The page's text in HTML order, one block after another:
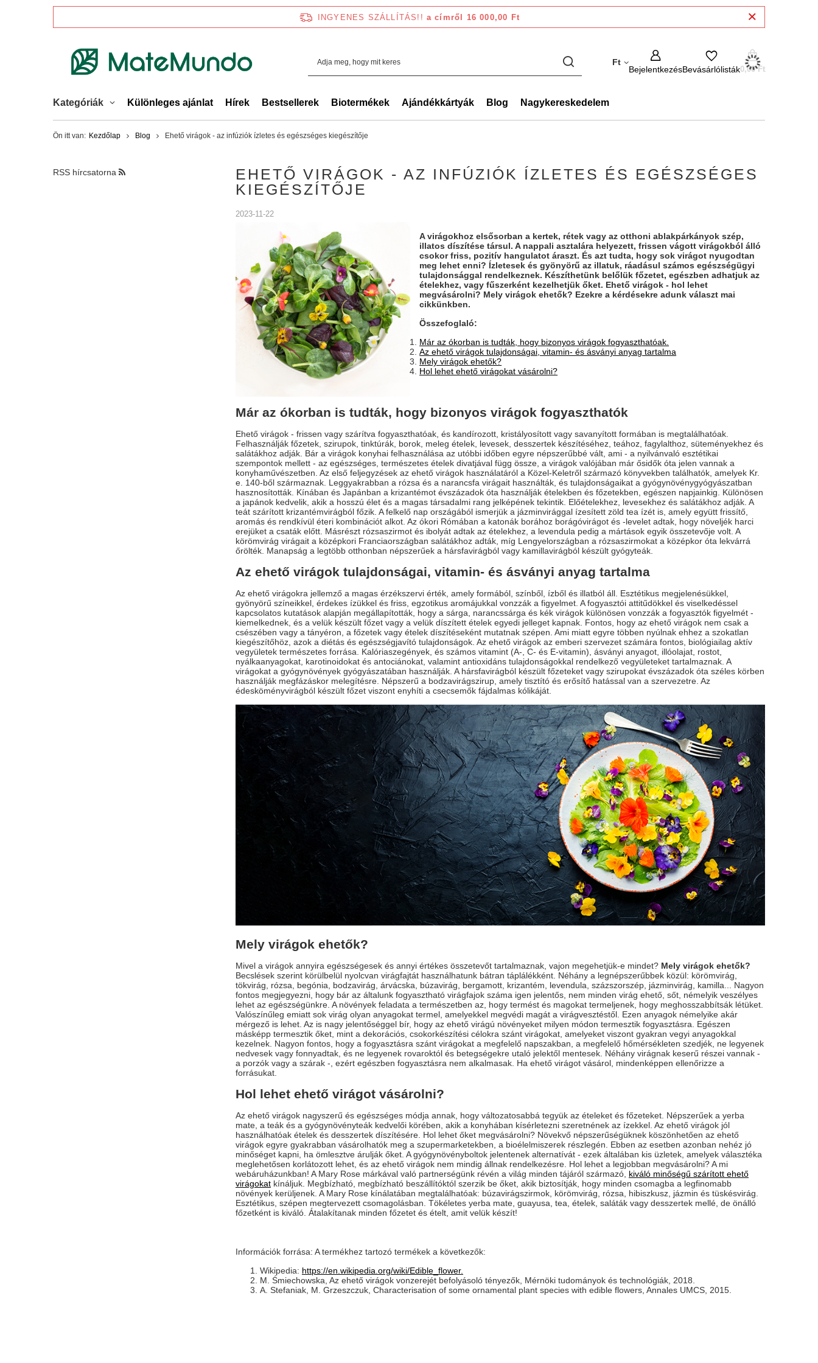
INGYENES SZÁLLÍTÁS!! a címről 16 000,00 Ft
Ft
BejelentkezésBevásárlólisták0,00 Ft
Kategóriák Különleges ajánlat Hírek Bestsellerek Biotermékek Ajándékkártyák Blog Nagykereskedelem
Ön itt van: Kezdőlap Blog Ehető virágok - az infúziók ízletes és egészséges kiegészítője
RSS hírcsatorna
EHETŐ VIRÁGOK - AZ INFÚZIÓK ÍZLETES ÉS EGÉSZSÉGES
KIEGÉSZÍTŐJE
2023-11-22
A virágokhoz elsősorban a kertek, rétek vagy az otthoni ablakpárkányok szép,
illatos díszítése társul. A nappali asztalára helyezett, frissen vágott virágokból álló
csokor friss, pozitív hangulatot áraszt. És azt tudta, hogy sok virágot nyugodtan
meg lehet enni? Ízletesek és gyönyörű az illatuk, ráadásul számos egészségügyi
tulajdonsággal rendelkeznek. Készíthetünk belőlük főzetet, egészben adhatjuk az
ételekhez, vagy fűszerként kezelhetjük őket. Ehető virágok - hol lehet
megvásárolni? Mely virágok ehetők? Ezekre a kérdésekre adunk választ mai
cikkünkben.
Összefoglaló:
Már az ókorban is tudták, hogy bizonyos virágok fogyaszthatóak.
Az ehető virágok tulajdonságai, vitamin- és ásványi anyag tartalma
Mely virágok ehetők?
Hol lehet ehető virágokat vásárolni?
Már az ókorban is tudták, hogy bizonyos virágok fogyaszthatók
Ehető virágok - frissen vagy szárítva fogyaszthatóak, és kandírozott, kristályosított vagy savanyított formában is megtalálhatóak.
Felhasználják főzetek, szirupok, tinktúrák, borok, meleg ételek, levesek, desszertek készítéséhez, teához, fagylalthoz, süteményekhez és
salátákhoz adják. Bár a virágok konyhai felhasználása az utóbbi időben egyre népszerűbbé vált, ami - a nyilvánvaló esztétikai
szempontok mellett - az egészséges, természetes ételek divatjával függ össze, a virágok valójában már ősidők óta jelen vannak a
konyhaművészetben. Az első feljegyzések az ehető virágok használatáról a Közel-Keletről származó könyvekben találhatók, amelyek Kr.
e. 140-ből származnak. Leggyakrabban a rózsa és a narancsfa virágait használták, és tulajdonságaikat a gyógynövénygyógyászatban
hasznosították. Kínában és Japánban a krizantémot évszázadok óta használják ételekben és főzetekben, egészen napjainkig. Különösen
a japánok kedvelik, akik a hosszú élet és a magas társadalmi rang jelképének tekintik. Előételekhez, levesekhez és salátákhoz adják. A
teát szárított krizantémvirágból főzik. A felkelő nap országából ismerjük a jázminvirággal ízesített zöld tea ízét is, amely együtt frissítő,
aromás és rendkívül éteri kombinációt alkot. Az ókori Rómában a katonák borához borágóvirágot és -levelet adtak, hogy növeljék harci
erejüket a csaták előtt. Másrészt rózsaszirmot és ibolyát adtak az ételekhez, a levendula pedig a mártások egyik összetevője volt. A
körömvirág virágait a középkori Franciaországban salátákhoz adták, míg Lengyelországban a rózsaszirmokat a középkor óta lekvárrá
őrölték. Manapság a legtöbb otthonban népszerűek a hársfavirágból vagy kamillavirágból készült gyógyteák.
Az ehető virágok tulajdonságai, vitamin- és ásványi anyag tartalma
Az ehető virágokra jellemző a magas érzékszervi érték, amely formából, színből, ízből és illatból áll. Esztétikus megjelenésükkel,
gyönyörű színeikkel, érdekes ízükkel és friss, egzotikus aromájukkal vonzzák a figyelmet. A fogyasztói attitűdökkel és viselkedéssel
kapcsolatos kutatások alapján megállapították, hogy a sárga, narancssárga és kék virágok különösen vonzzák a fogyasztók figyelmét -
kiemelkednek, és a velük készült főzet vagy a velük díszített ételek egyedi jelleget kapnak. Fontos, hogy az ehető virágok nem csak a
csészében vagy a tányéron, a főzetek vagy ételek díszítéseként mutatnak szépen. Ami miatt egyre többen nyúlnak ehhez a szokatlan
kiegészítőhöz, azok a diétás és egészségjavító tulajdonságok. Az ehető virágok az emberi szervezet számára fontos, biológiailag aktív
vegyületek természetes forrása. Kalóriaszegények, és számos vitamint (A-, C- és E-vitamin), ásványi anyagot, illóolajat, rostot,
nyálkaanyagokat, karotinoidokat és antociánokat, valamint antioxidáns tulajdonságokkal rendelkező vegyületeket tartalmaznak. A
virágokat a gyógynövények gyógyászatában használják. A hársfavirágból készült főzeteket vagy szirupokat évszázadok óta széles körben
használják megfázáskor melegítésre. Népszerű a bodzavirágszirup, amely tisztító és erősítő hatással van a szervezetre. Az
édesköményvirágból készült főzet viszont enyhíti a csecsemők fájdalmas kólikáját.
Mely virágok ehetők?
Mivel a virágok annyira egészségesek és annyi értékes összetevőt tartalmaznak, vajon megehetjük-e mindet? Mely virágok ehetők?
Becslések szerint körülbelül nyolcvan virágfajtát használhatunk bátran táplálékként. Néhány a legnépszerűbbek közül: körömvirág,
tökvirág, rózsa, begónia, bodzavirág, árvácska, búzavirág, bergamott, krizantém, levendula, százszorszép, jázminvirág, kamilla... Nagyon
fontos megjegyezni, hogy bár az általunk fogyasztható virágfajok száma igen jelentős, nem minden virág ehető, sőt, némelyik veszélyes
lehet az egészségünkre. A növények feladata a természetben az, hogy termést és magokat termeljenek, hogy meghosszabbítsák létüket.
Valószínűleg emiatt sok virág olyan anyagokat termel, amelyekkel megvédi magát a virágvesztéstől. Ezen anyagok némelyike akár
mérgező is lehet. Az is nagy jelentőséggel bír, hogy az ehető virágú növényeket milyen módon termesztik fogyasztásra. Egészen
másképp termesztik őket, mint a dekorációs, csokorkészítési célokra szánt virágokat, amelyeket viszont gyakran vegyi anyagokkal
kezelnek. Nagyon fontos, hogy a fogyasztásra szánt virágokat a megfelelő napszakban, a megfelelő hőmérsékleten szedjék, ne legyenek
nedvesek vagy fonnyadtak, és ne legyenek rovaroktól és betegségekre utaló jelektől mentesek. Néhány virágnak keserű részei vannak -
a porzók vagy a szárak -, ezért egészben fogyasztásra nem alkalmasak. Ha ehető virágot vásárol, mindenképpen ellenőrizze a
forrásukat.
Hol lehet ehető virágot vásárolni?
Az ehető virágok nagyszerű és egészséges módja annak, hogy változatosabbá tegyük az ételeket és főzeteket. Népszerűek a yerba
mate, a teák és a gyógynövényteák kedvelői körében, akik a konyhában kísérletezni szeretnének az ízekkel. Az ehető virágok jól
használhatóak ételek és desszertek díszítésére. Hol lehet őket megvásárolni? Növekvő népszerűségüknek köszönhetően az ehető
virágok egyre gyakrabban vásárolhatók meg a szupermarketekben, a bioélelmiszerek részlegén. Ebben az esetben azonban nehéz jó
minőséget kapni, ha ömlesztve árulják őket. A gyógynövényboltok jelentenek alternatívát - ezek általában kis üzletek, amelyek választéka
meglehetősen korlátozott lehet, és az ehető virágok nem mindig állnak rendelkezésre. Hol lehet a legjobban megvásárolni? A mi
webáruházunkban! A Mary Rose márkával való partnerségünk révén a világ minden tájáról származó, kiváló minőségű szárított ehető
virágokat kínáljuk. Megbízható, megbízható beszállítóktól szerzik be őket, akik biztosítják, hogy minden csomagba a legfinomabb
növények kerüljenek. A Mary Rose kínálatában megtalálhatóak: búzavirágszirmok, körömvirág, rózsa, hibiszkusz, jázmin és tüskésvirág.
Esztétikus, szépen megtervezett csomagolásban. Tökéletes yerba mate, guayusa, tea, ételek, saláták vagy desszertek mellé, de önálló
főzetként is kiváló. Átalakítanak minden főzetet és ételt, amit velük készít!
Információk forrása: A termékhez tartozó termékek a következők:
Wikipedia: https://en.wikipedia.org/wiki/Edible_flower.
M. Śmiechowska, Az ehető virágok vonzerejét befolyásoló tényezők, Mérnöki tudományok és technológiák, 2018.
A. Stefaniak, M. Grzeszczuk, Characterisation of some ornamental plant species with edible flowers, Annales UMCS, 2015.